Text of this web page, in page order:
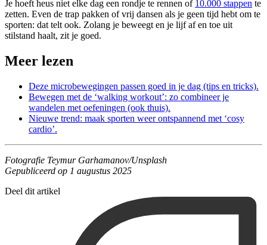
Je hoeft heus niet elke dag een rondje te rennen of 10.000 stappen te
zetten. Even de trap pakken of vrij dansen als je geen tijd hebt om te
sporten: dat telt ook. Zolang je beweegt en je lijf af en toe uit
stilstand haalt, zit je goed.
Meer lezen
Deze microbewegingen passen goed in je dag (tips en tricks).
Bewegen met de ‘walking workout’: zo combineer je
wandelen met oefeningen (ook thuis).
Nieuwe trend: maak sporten weer ontspannend met ‘cosy
cardio’.
Fotografie Teymur Garhamanov/Unsplash
Gepubliceerd op 1 augustus 2025
Deel dit artikel